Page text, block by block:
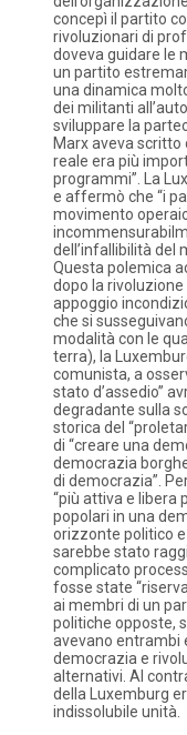
concepì il partito
rivoluzionari di
doveva guidare le
un partito
una dinamica
dei militanti
sviluppare la
Marx aveva scritto
reale era più
programmi”. La
e affermò che “i
movimento
dell’infallibilità del
Questa polemica
dopo la
appoggio
che si
modalità con le
terra), la
comunista, a
stato d’assedio”
degradante sulla
storica del
di “creare una
democrazia
di democrazia”.
“più attiva e libera
popolari in una
orizzonte politico
sarebbe stato
complicato
fosse state
ai membri di un
politiche opposte,
avevano entrambi
democrazia e
alternativi. Al
della Luxemburg
indissolubile unità.